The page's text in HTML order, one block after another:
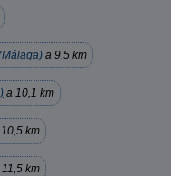
a 9,5 km
a 10,1 km
km
km